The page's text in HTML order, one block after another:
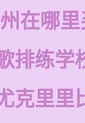
在哪
排练学
克里里